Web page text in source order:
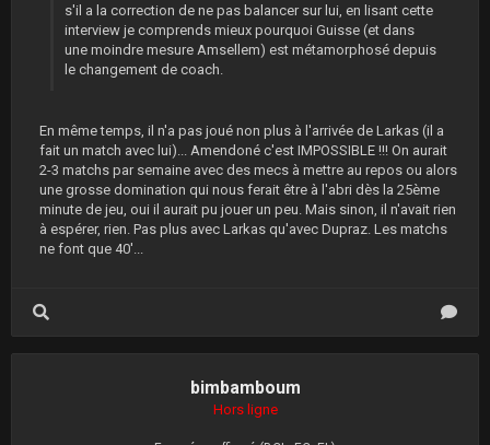
s'il a la correction de ne pas balancer sur lui, en lisant cette
interview je comprends mieux pourquoi Guisse (et dans
une moindre mesure Amsellem) est métamorphosé depuis
le changement de coach.
En même temps, il n'a pas joué non plus à l'arrivée de Larkas (il a
fait un match avec lui)... Amendoné c'est IMPOSSIBLE !!! On aurait
2-3 matchs par semaine avec des mecs à mettre au repos ou alors
une grosse domination qui nous ferait être à l'abri dès la 25ème
minute de jeu, oui il aurait pu jouer un peu. Mais sinon, il n'avait rien
à espérer, rien. Pas plus avec Larkas qu'avec Dupraz. Les matchs
ne font que 40'...
bimbamboum
Hors ligne